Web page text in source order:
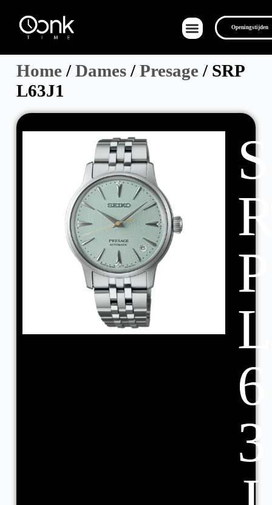
Openingstijden
Home /Dames/Presage / SRP
L63J1
S
P
L
6
3